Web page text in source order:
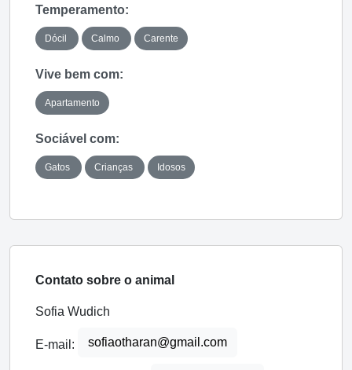
Temperamento:
Dócil Calmo Carente
Vive bem com:
Apartamento
Sociável com:
Gatos Crianças Idosos
Contato sobre o animal
Sofia Wudich
E-mail: sofiaotharan@gmail.com